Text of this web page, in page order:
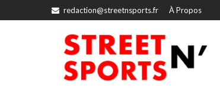
redaction@streetnsports.fr À Propos